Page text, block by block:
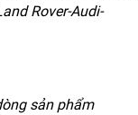
Rover-Audi-
sản phẩm